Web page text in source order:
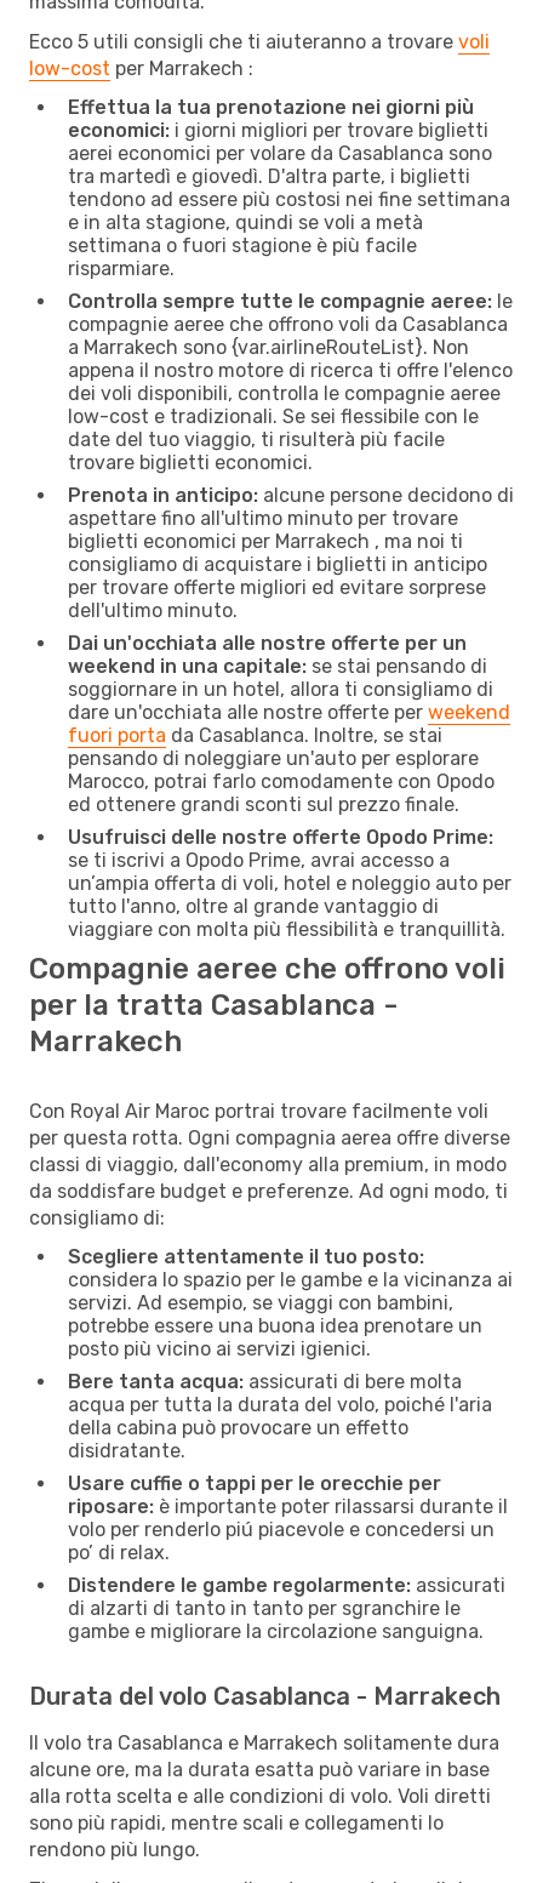
Ecco 5 utili consigli che ti aiuteranno a trovare voli
low-cost per Marrakech :
Effettua la tua prenotazione nei giorni più
economici: i giorni migliori per trovare biglietti
aerei economici per volare da Casablanca sono
tra martedì e giovedì. D'altra parte, i biglietti
tendono ad essere più costosi nei fine settimana
e in alta stagione, quindi se voli a metà
settimana o fuori stagione è più facile
risparmiare.
Controlla sempre tutte le compagnie aeree: le
compagnie aeree che offrono voli da Casablanca
a Marrakech sono {​var.airlineRouteList}. Non
appena il nostro motore di ricerca ti offre l'elenco
dei voli disponibili, controlla le compagnie aeree
low-cost e tradizionali. Se sei flessibile con le
date del tuo viaggio, ti risulterà più facile
trovare biglietti economici.
Prenota in anticipo: alcune persone decidono di
aspettare fino all'ultimo minuto per trovare
biglietti economici per Marrakech , ma noi ti
consigliamo di acquistare i biglietti in anticipo
per trovare offerte migliori ed evitare sorprese
dell'ultimo minuto.
Dai un'occhiata alle nostre offerte per un
weekend in una capitale: se stai pensando di
soggiornare in un hotel, allora ti consigliamo di
dare un'occhiata alle nostre offerte per weekend
fuori porta da Casablanca. Inoltre, se stai
pensando di noleggiare un'auto per esplorare
Marocco, potrai farlo comodamente con Opodo
ed ottenere grandi sconti sul prezzo finale.
Usufruisci delle nostre offerte Opodo Prime:
se ti iscrivi a Opodo Prime, avrai accesso a
un’ampia offerta di voli, hotel e noleggio auto per
tutto l'anno, oltre al grande vantaggio di
viaggiare con molta più flessibilità e tranquillità.
Compagnie aeree che offrono voli
per la tratta Casablanca -
Marrakech
Con Royal Air Maroc portrai trovare facilmente voli
per questa rotta. Ogni compagnia aerea offre diverse
classi di viaggio, dall'economy alla premium, in modo
da soddisfare budget e preferenze. Ad ogni modo, ti
consigliamo di:
Scegliere attentamente il tuo posto:
considera lo spazio per le gambe e la vicinanza ai
servizi. Ad esempio, se viaggi con bambini,
potrebbe essere una buona idea prenotare un
posto più vicino ai servizi igienici.
Bere tanta acqua: assicurati di bere molta
acqua per tutta la durata del volo, poiché l'aria
della cabina può provocare un effetto
disidratante.
Usare cuffie o tappi per le orecchie per
riposare: è importante poter rilassarsi durante il
volo per renderlo piú piacevole e concedersi un
po’ di relax.
Distendere le gambe regolarmente: assicurati
di alzarti di tanto in tanto per sgranchire le
gambe e migliorare la circolazione sanguigna.
Durata del volo Casablanca - Marrakech
Il volo tra Casablanca e Marrakech solitamente dura
alcune ore, ma la durata esatta può variare in base
alla rotta scelta e alle condizioni di volo. Voli diretti
sono più rapidi, mentre scali e collegamenti lo
rendono più lungo.